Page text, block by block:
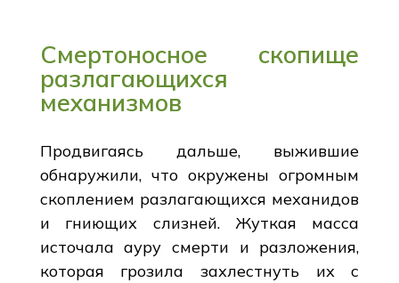
Смертоносное скопище
разлагающихся
механизмов
Продвигаясь дальше, выжившие
обнаружили, что окружены огромным
скоплением разлагающихся механидов
и гниющих слизней. Жуткая масса
источала ауру смерти и разложения,
которая грозила захлестнуть их с